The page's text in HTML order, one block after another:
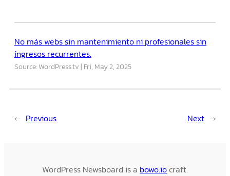
No más webs sin mantenimiento ni profesionales sin
ingresos recurrentes.
Source: WordPress.tv Fri, May 2, 2025
← Previous Next →
WordPress Newsboard is a bowo.iocraft.